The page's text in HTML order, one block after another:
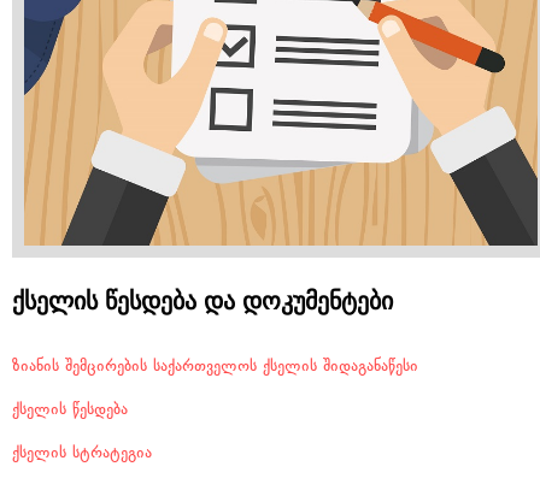
ქსელის წესდება და დოკუმენტები
ზიანის შემცირების საქართველოს ქსელის შიდაგანაწესი
ქსელის წესდება
ქსელის სტრატეგია